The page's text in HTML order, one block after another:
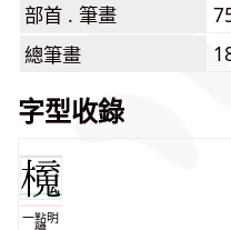
部首 . 筆畫
總筆畫
字型收錄
一點明